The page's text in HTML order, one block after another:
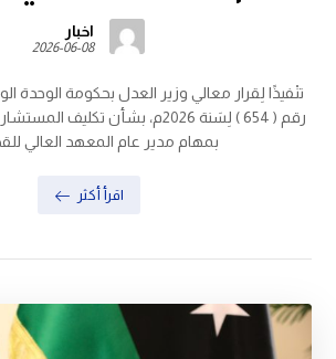
اخبار
2026-06-08
تنْفيذًا لِقرار معالي وزير العدل بحكومة الوحدة
رقم ( 654 ) لِسَنة 2026م، بشأن
بمهام مدير عام المعهد العالي
اقرأ أكثر